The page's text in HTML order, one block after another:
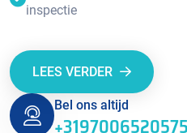
inspectie
LEES VERDER
Bel ons altijd
+3197006520575